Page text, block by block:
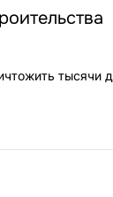
тысячи